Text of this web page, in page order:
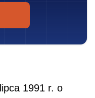
1991 r. o